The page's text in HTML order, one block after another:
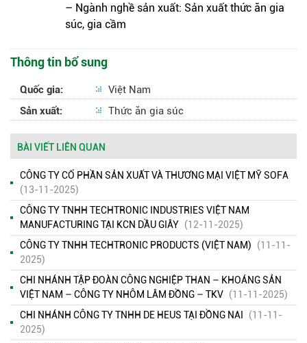
– Ngành nghề sản xuất: Sản xuất thức ăn gia
súc, gia cầm
Thông tin bổ sung
Quốc gia:
Việt Nam
Sản xuất:
Thức ăn gia súc
BÀI VIẾT LIÊN QUAN
CÔNG TY CỔ PHẦN SẢN XUẤT VÀ THƯƠNG MẠI VIỆT MỸ SOFA
(13-11-2025)
CÔNG TY TNHH TECHTRONIC INDUSTRIES VIỆT NAM
MANUFACTURING TẠI KCN DẦU GIÂY (12-11-2025)
CÔNG TY TNHH TECHTRONIC PRODUCTS (VIỆT NAM)
(11-11-
2025)
CHI NHÁNH TẬP ĐOÀN CÔNG NGHIỆP THAN – KHOÁNG SẢN
VIỆT NAM – CÔNG TY NHÔM LÂM ĐỒNG – TKV (11-11-2025)
CHI NHÁNH CÔNG TY TNHH DE HEUS TẠI ĐỒNG NAI
(11-11-
2025)